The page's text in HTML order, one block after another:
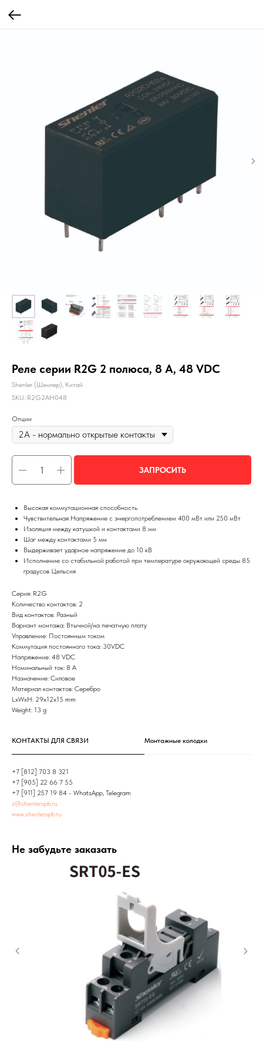
Реле серии R2G 2 полюса, 8 А, 48 VDC
Shenler (Шенлер), Китай
SKU: R2G2AH048
Опции
ЗАПРОСИТЬ
Высокая коммутационная способность
Чувствительная Напряжение с энергопотреблением 400 мВт или 250 мВт
Изоляция между катушкой и контактами 8 мм
Шаг между контактами 5 мм
Выдерживает ударное напряжение до 10 кВ
Исполнение со стабильной работой при температуре окружающей среды 85
градусов Цельсия
Серия: R2G
Количество контактов: 2
Вид контактов: Разный
Вариант монтажа: Втычной/на печатную плату
Управление: Постоянным током
Коммутация постоянного тока: 30VDC
Напряжение: 48 VDC
Номинальный ток: 8 А
Назначение: Силовое
Материал контактов: Серебро
LxWxH: 29x12x15 mm
Weight: 13 g
КОНТАКТЫ ДЛЯ СВЯЗИ Монтажные колодки
+7 [812] 703 8 321
+7 [905] 22 66 7 55
+7 [911] 257 19 84 - WhatsApp, Telegram
z@shenlerspb.ru
www.shenlerspb.ru
Не забудьте заказать